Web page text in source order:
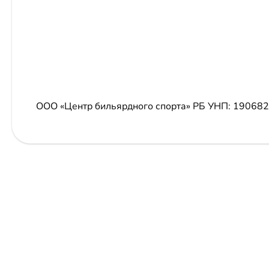
ООО «Центр бильярдного спорта» РБ УНП: